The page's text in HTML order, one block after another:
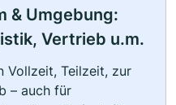
& Umgebung:
Vertrieb u.m.
Vollzeit, Teilzeit, zur
– auch für